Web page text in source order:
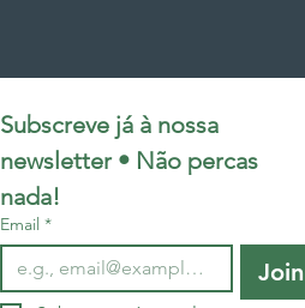
Subscreve já à nossa
newsletter • Não percas
nada!
Email *
Join